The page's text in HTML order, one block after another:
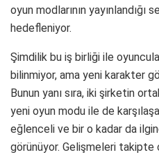
oyun modlarının yayınlandığı
hedefleniyor.
Şimdilik bu iş birliği ile
bilinmiyor, ama yeni karakter
Bunun yanı sıra, iki şirketin
yeni oyun modu ile de
eğlenceli ve bir o kadar da
görünüyor. Gelişmeleri takipte